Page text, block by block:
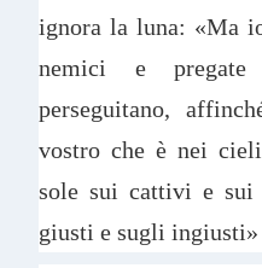
ignora la luna: «Ma
nemici e
perseguitano,
vostro che è nei
sole sui cattivi e sui
giusti e sugli